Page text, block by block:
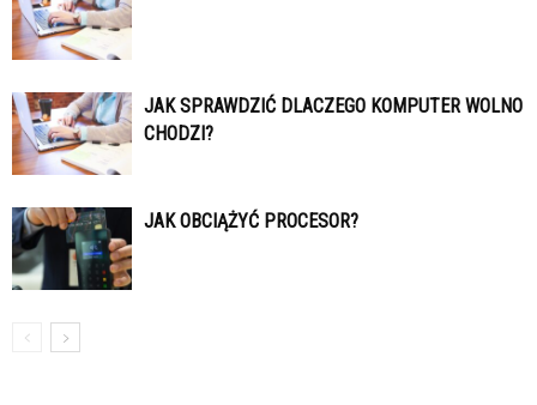
JAK SPRAWDZIĆ DLACZEGO KOMPUTER WOLNO
CHODZI?
JAK OBCIĄŻYĆ PROCESOR?